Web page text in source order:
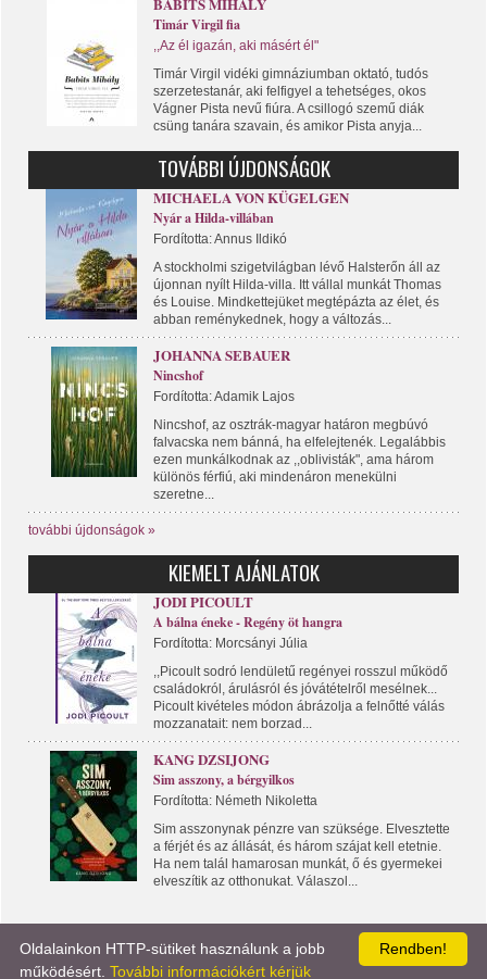
Timár Virgil fia
,,Az él igazán, aki másért él"
Timár Virgil vidéki gimnáziumban oktató, tudós
szerzetestanár, aki felfigyel a tehetséges, okos
Vágner Pista nevű fiúra. A csillogó szemű diák
csüng tanára szavain, és amikor Pista anyja...
TOVÁBBI ÚJDONSÁGOK
MICHAELA VON KÜGELGEN
Nyár a Hilda-villában
Fordította: Annus Ildikó
A stockholmi szigetvilágban lévő Halsterőn áll az
újonnan nyílt Hilda-villa. Itt vállal munkát Thomas
és Louise. Mindkettejüket megtépázta az élet, és
abban reménykednek, hogy a változás...
JOHANNA SEBAUER
Nincshof
Fordította: Adamik Lajos
Nincshof, az osztrák-magyar határon megbúvó
falvacska nem bánná, ha elfelejtenék. Legalábbis
ezen munkálkodnak az ,,oblivisták", ama három
különös férfiú, aki mindenáron menekülni
szeretne...
további újdonságok »
KIEMELT AJÁNLATOK
JODI PICOULT
A bálna éneke - Regény öt hangra
Fordította: Morcsányi Júlia
,,Picoult sodró lendületű regényei rosszul működő
családokról, árulásról és jóvátételről mesélnek...
Picoult kivételes módon ábrázolja a felnőtté válás
mozzanatait: nem borzad...
KANG DZSIJONG
Sim asszony, a bérgyilkos
Fordította: Németh Nikoletta
Sim asszonynak pénzre van szüksége. Elvesztette
a férjét és az állását, és három szájat kell etetnie.
Ha nem talál hamarosan munkát, ő és gyermekei
elveszítik az otthonukat. Válaszol...
KÖNYVPORTÁL LÍRA KÖNYV KAPCSOLAT
Rendben!
Oldalainkon HTTP-sütiket használunk a jobb
működésért. További információkért kérjük